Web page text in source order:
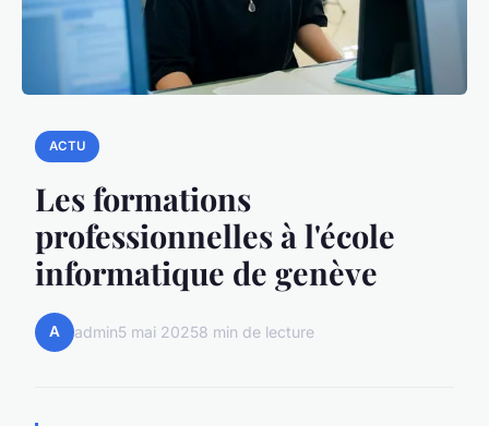
ACTU
Les formations
professionnelles à l'école
informatique de genève
A admin5 mai 20258 min de lecture